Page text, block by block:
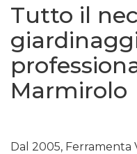
Tutto il
Marmirolo
Dal 2005, Ferramenta